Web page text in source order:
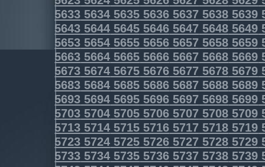
5633 5634 5635 5636 5637 5638 5639
5643 5644 5645 5646 5647 5648 5649
5653 5654 5655 5656 5657 5658 5659
5663 5664 5665 5666 5667 5668 5669
5673 5674 5675 5676 5677 5678 5679
5683 5684 5685 5686 5687 5688 5689
5693 5694 5695 5696 5697 5698 5699
5703 5704 5705 5706 5707 5708 5709
5713 5714 5715 5716 5717 5718 5719
5723 5724 5725 5726 5727 5728 5729
5733 5734 5735 5736 5737 5738 5739